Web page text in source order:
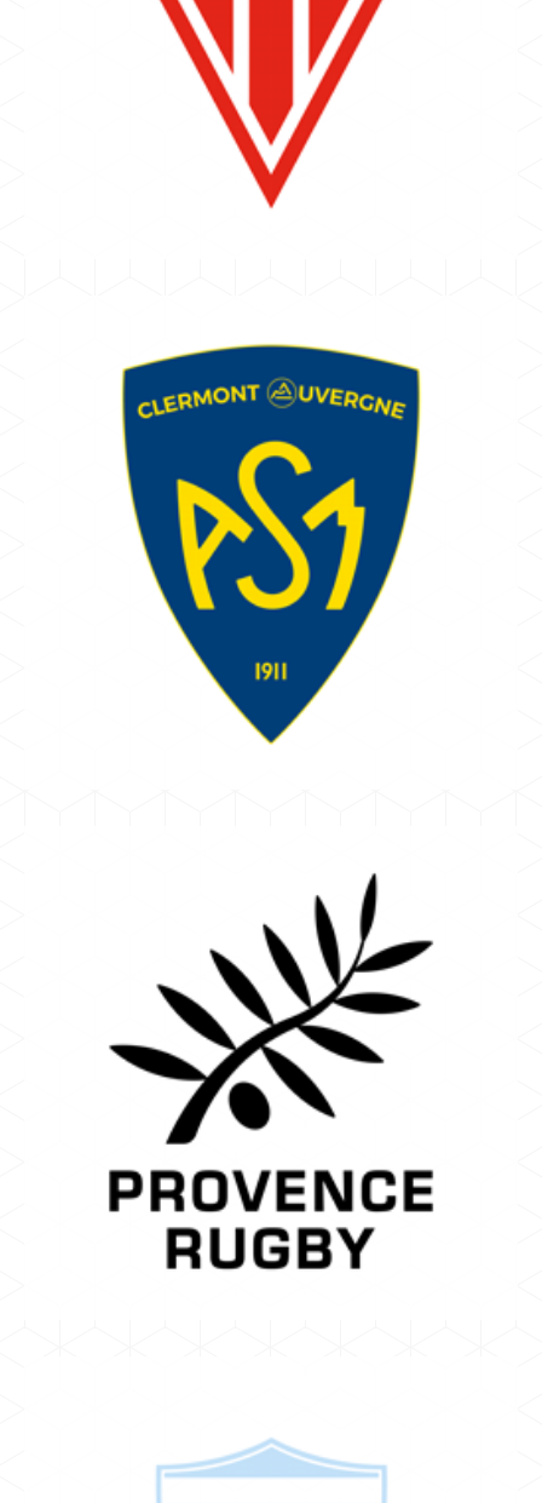
Biarritz Olympique Pays Basque
CLERMONT
BERTIN GÉRARD
ASM Clermont Auvergne
TOP 14
AIX
GRACIANETTE FRÉDÉRIC
Provence Rugby
PRO D2